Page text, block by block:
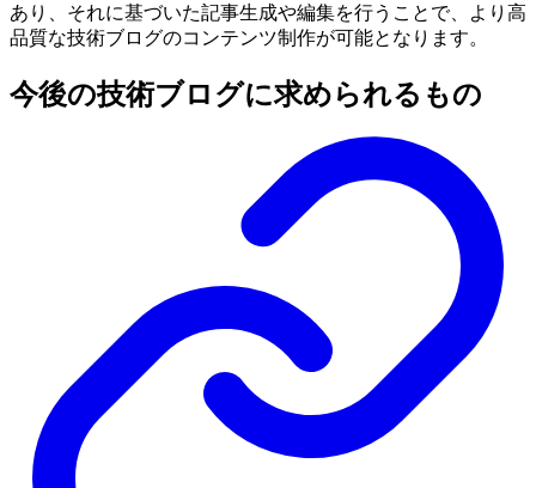
あり、それに基づいた記事生成や編集を行うことで、より高
品質な技術ブログのコンテンツ制作が可能となります。
今後の技術ブログに求められるもの